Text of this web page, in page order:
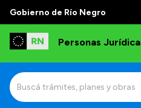
Gobierno de Río Negro
Personas